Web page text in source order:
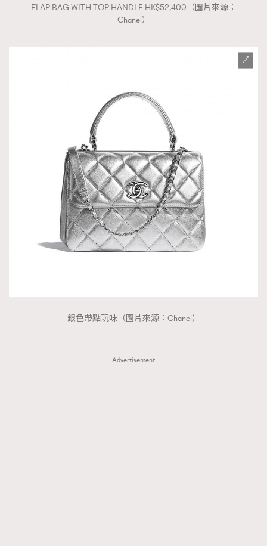
AFrenchMind
DressLikeAParisienne
EmpowerF
FashionWeek FigaroAesthetic
FLAP BAG WITH TOP HANDLE HK$52,400（圖片來源：
Chanel）
銀色帶點玩味（圖片來源：Chanel）
Advertisement